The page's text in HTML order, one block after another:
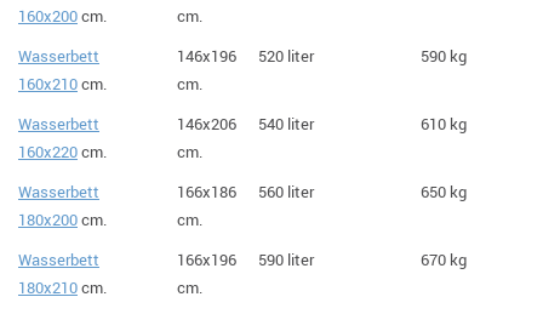
160x200cm.
cm.
Wasserbett
160x210cm.
146x196
cm.
520 liter 590 kg
Wasserbett
160x220cm.
146x206
cm.
540 liter 610 kg
Wasserbett
180x200cm.
166x186
cm.
560 liter 650 kg
Wasserbett
180x210cm.
166x196
cm.
590 liter 670 kg